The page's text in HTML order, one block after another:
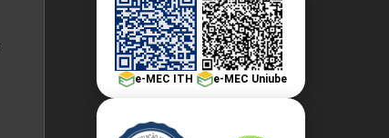
e-MEC ITH e-MEC Uniube